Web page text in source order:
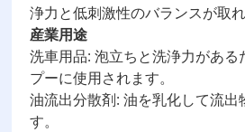
浄力と低刺激性のバランスが取れ
産業用途
洗車用品: 泡立ちと洗浄力がある
プーに使用されます。
油流出分散剤: 油を乳化して流出
す。